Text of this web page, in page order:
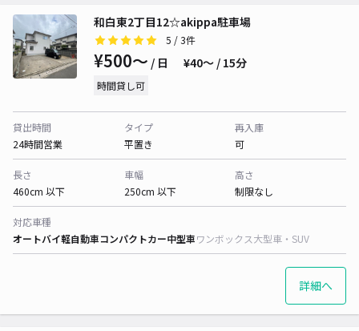
和白東2丁目12☆akippa駐車場
5 / 3件
¥500〜 / 日 ¥40〜 / 15分
時間貸し可
貸出時間
24時間営業
タイプ
平置き
再入庫
可
長さ
460cm 以下
車幅
250cm 以下
高さ
制限なし
対応車種
オートバイ軽自動車コンパクトカー中型車ワンボックス大型車・SUV
詳細へ